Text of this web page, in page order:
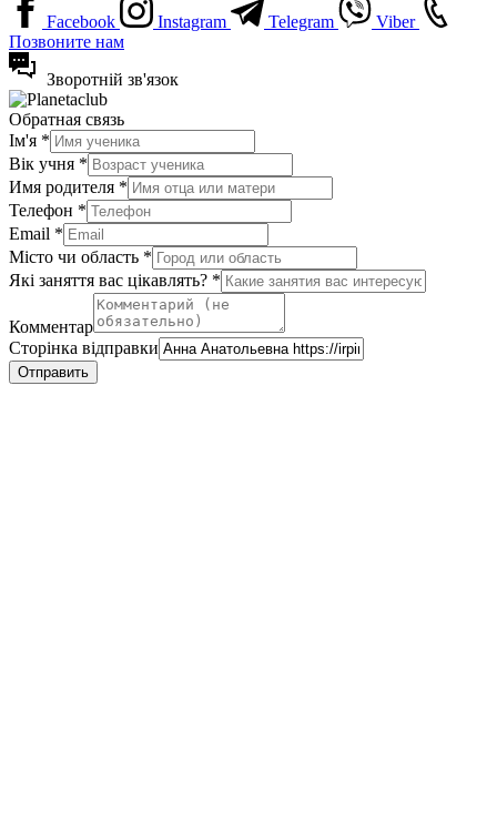
Facebook Instagram Telegram
Viber
Позвоните нам
Зворотній зв'язок
Обратная связь
Ім'я *
Вік учня *
Имя родителя *
Телефон *
вас
Email *
Місто чи область *
Які заняття вас цікавлять? *
Комментар
Сторінка відправки
Отправить